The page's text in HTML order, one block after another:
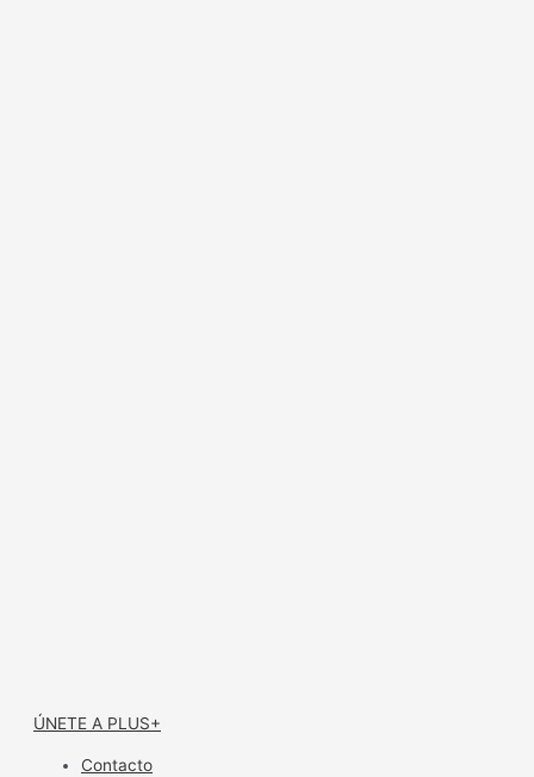
ÚNETE A PLUS+
Contacto